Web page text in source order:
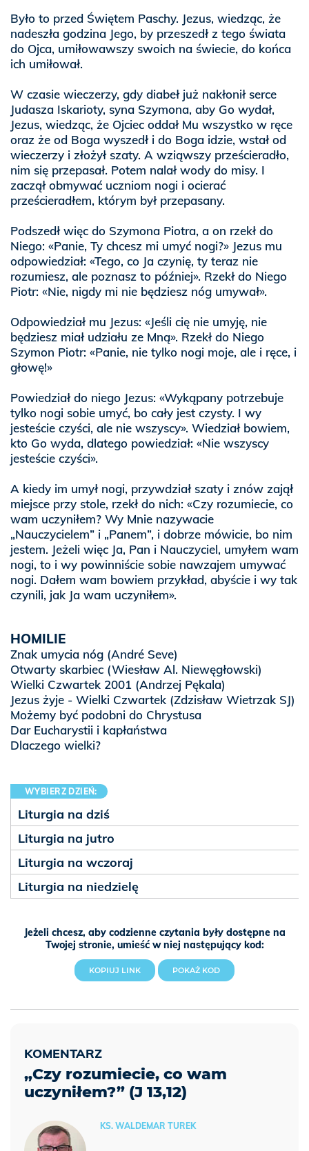
Było to przed Świętem Paschy. Jezus, wiedząc, że
nadeszła godzina Jego, by przeszedł z tego świata
do Ojca, umiłowawszy swoich na świecie, do końca
ich umiłował.
W czasie wieczerzy, gdy diabeł już nakłonił serce
Judasza Iskarioty, syna Szymona, aby Go wydał,
Jezus, wiedząc, że Ojciec oddał Mu wszystko w ręce
oraz że od Boga wyszedł i do Boga idzie, wstał od
wieczerzy i złożył szaty. A wziąwszy prześcieradło,
nim się przepasał. Potem nalał wody do misy. I
zaczął obmywać uczniom nogi i ocierać
prześcieradłem, którym był przepasany.
Podszedł więc do Szymona Piotra, a on rzekł do
Niego: «Panie, Ty chcesz mi umyć nogi?» Jezus mu
odpowiedział: «Tego, co Ja czynię, ty teraz nie
rozumiesz, ale poznasz to później». Rzekł do Niego
Piotr: «Nie, nigdy mi nie będziesz nóg umywał».
Odpowiedział mu Jezus: «Jeśli cię nie umyję, nie
będziesz miał udziału ze Mną». Rzekł do Niego
Szymon Piotr: «Panie, nie tylko nogi moje, ale i ręce, i
głowę!»
Powiedział do niego Jezus: «Wykąpany potrzebuje
tylko nogi sobie umyć, bo cały jest czysty. I wy
jesteście czyści, ale nie wszyscy». Wiedział bowiem,
kto Go wyda, dlatego powiedział: «Nie wszyscy
jesteście czyści».
A kiedy im umył nogi, przywdział szaty i znów zajął
miejsce przy stole, rzekł do nich: «Czy rozumiecie, co
wam uczyniłem? Wy Mnie nazywacie
„Nauczycielem” i „Panem”, i dobrze mówicie, bo nim
jestem. Jeżeli więc Ja, Pan i Nauczyciel, umyłem wam
nogi, to i wy powinniście sobie nawzajem umywać
nogi. Dałem wam bowiem przykład, abyście i wy tak
czynili, jak Ja wam uczyniłem».
HOMILIE
Znak umycia nóg (André Seve)
Otwarty skarbiec (Wiesław Al. Niewęgłowski)
Wielki Czwartek 2001 (Andrzej Pękala)
Jezus żyje - Wielki Czwartek (Zdzisław Wietrzak SJ)
Możemy być podobni do Chrystusa
Dar Eucharystii i kapłaństwa
Dlaczego wielki?
Jeżeli chcesz, aby codzienne czytania były dostępne na
Twojej stronie, umieść w niej następujący kod:
KOPIUJ LINK POKAŻ KOD
WYBIERZ DZIEŃ:
Liturgia na dziś
Liturgia na jutro
Liturgia na wczoraj
Liturgia na niedzielę
„Czy rozumiecie, co wam
uczyniłem?” (J 13,12)
KS. WALDEMAR TUREK